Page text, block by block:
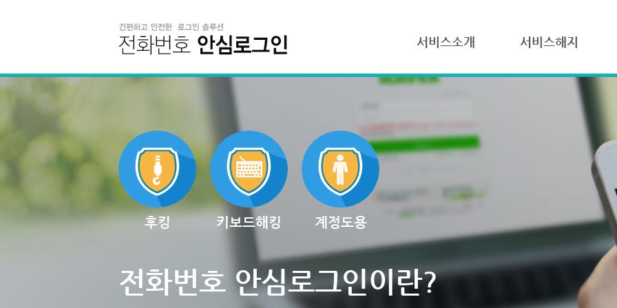
서비스소개 서비스해지
후킹 키보드해킹 계정도용
전화번호 안심로그인이란?